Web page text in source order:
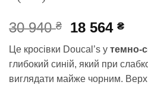
30 940₴
30
940 ₴.
18 564₴
18
Це кросівки Doucal’s у темно-
глибокий синій, який при
виглядати майже чорним.